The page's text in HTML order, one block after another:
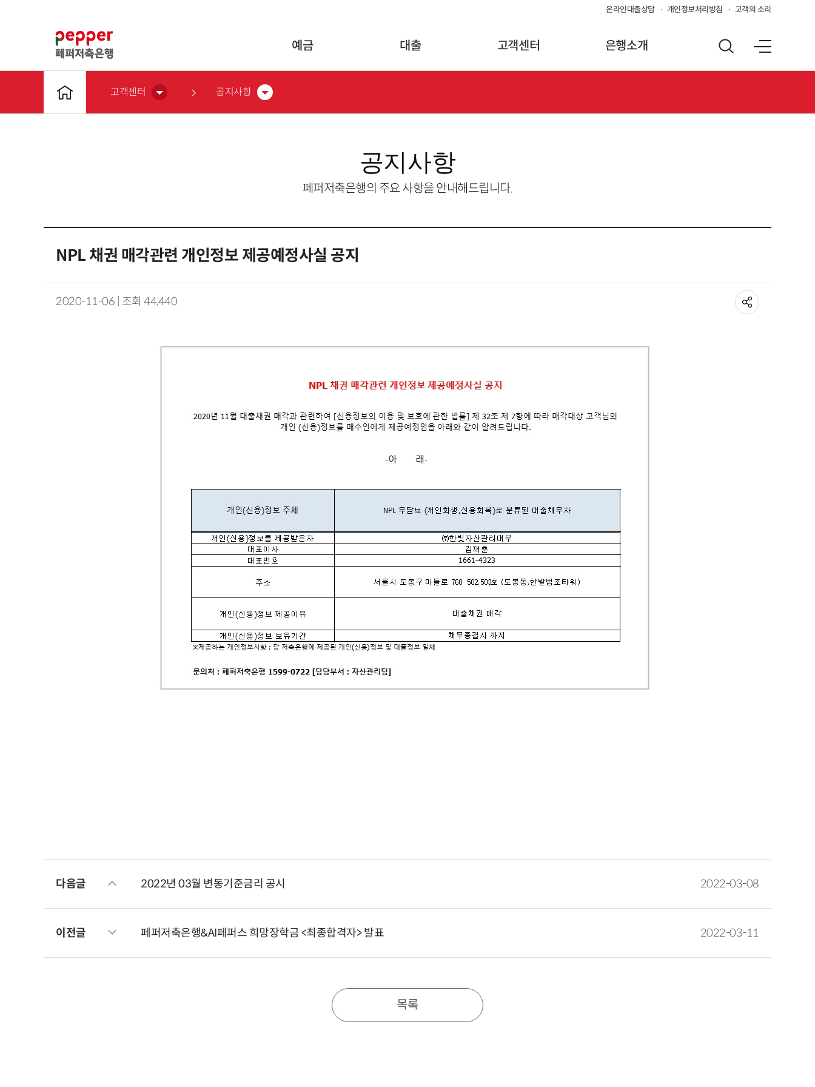
온라인대출상담 개인정보처리방침 고객의 소리
예금 대출 고객센터 은행소개
고객센터 공지사항
공지사항
페퍼저축은행의 주요 사항을 안내해드립니다.
NPL 채권 매각관련 개인정보 제공예정사실 공지
2020-11-06 | 조회 44,440
다음글 2022년 03월 변동기준금리 공시 2022-03-08
이전글 페퍼저축은행&AI페퍼스 희망장학금 <최종합격자> 발표 2022-03-11
목록